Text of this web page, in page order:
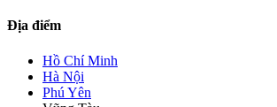
Địa điểm
Hồ Chí Minh
Hà Nội
Phú Yên